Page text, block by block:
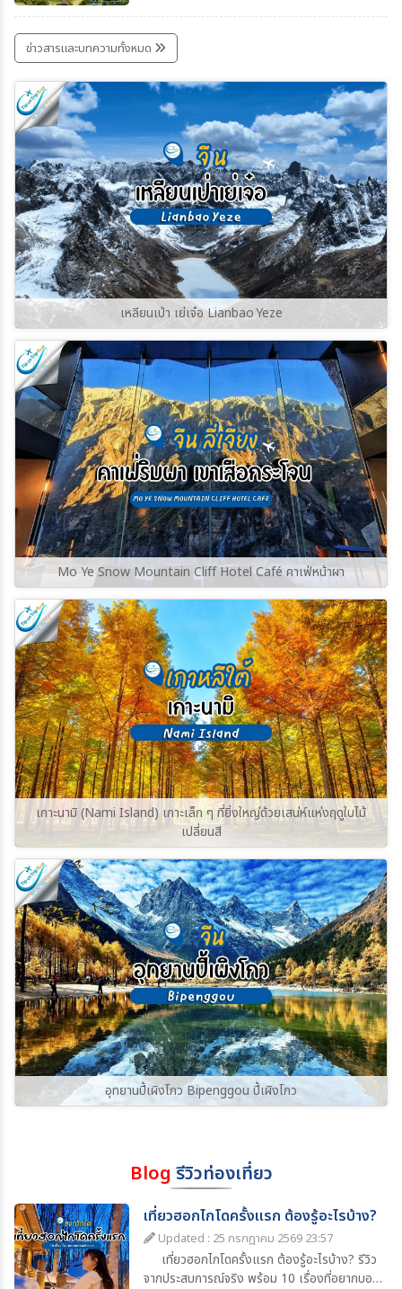
ประเทศจอร์เจีย ถือเป็นหนึ่งในชุมชนที่มีผู้อยู่อาศัย
ถาวรบนพื้นที่สูงที่สุดแห่งหนึ่งของยุโรป โดยตั้ง
อยู่ที่ระดับความสูงประมาณ 2,100 เมตรเหนือ
ระดับน้ำทะเล เสน่ห์ของอุชกูลีอยู่ที่บรรยากาศ
ราวกับย้อนเวลากลับไปในยุคกลาง บ้านเรือนหิน
เก่าแก่และหอคอยป้องกันตระกูลสวาน (Svan
Towers) ที่มีอายุนับร้อยปี ยังคงตั้งตระหง่านอยู่
ท่ามกลางฉากหลังของยอดเขาชคารา (Shkhara)
ซึ่งเป็นยอดเขาที่สูงที่สุดในจอร์เจีย
ข่าวสารและบทความทั้งหมด
เหลียนเป่า เย่เจ๋อ Lianbao Yeze
Mo Ye Snow Mountain Cliff Hotel Café คาเฟ่หน้าผา
เกาะนามิ (Nami Island) เกาะเล็ก ๆ ที่ยิ่งใหญ่ด้วยเสน่ห์แห่งฤดูใบไม้
เปลี่ยนสี
อุทยานปี้เผิงโกว Bipenggou ปี้เผิงโกว
Blog รีวิวท่องเที่ยว
เที่ยวฮอกไกโดครั้งแรก ต้องรู้อะไรบ้าง?
Updated : 25 กรกฎาคม 2569 23:57
เที่ยวฮอกไกโดครั้งแรก ต้องรู้อะไรบ้าง? รีวิว
จากประสบการณ์จริง พร้อม 10 เรื่องที่อยากบอก